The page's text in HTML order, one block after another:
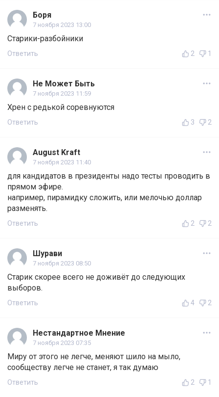
Боря
7 ноября 2023 13:00
Старики-разбойники
Ответить 2 1
Не Может Быть
7 ноября 2023 11:59
Хрен с редькой соревнуются
Ответить 3 2
August Kraft
7 ноября 2023 11:40
для кандидатов в президенты надо тесты проводить в
прямом эфире.
например, пирамидку сложить, или мелочью доллар
разменять.
Ответить 2 2
Шурави
7 ноября 2023 08:50
Старик скорее всего не доживёт до следующих
выборов.
Ответить 4 2
Нестандартное Мнение
7 ноября 2023 07:35
Миру от этого не легче, меняют шило на мыло,
сообществу легче не станет, я так думаю
Ответить 2 1